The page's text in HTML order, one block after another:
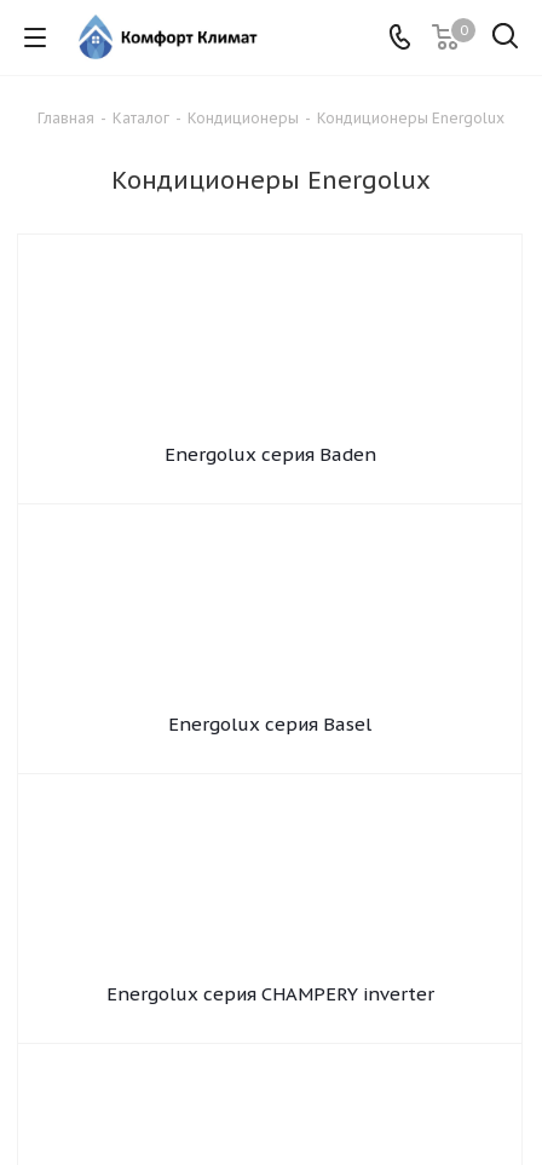
0
Главная - Каталог - Кондиционеры - Кондиционеры Energolux
Кондиционеры Energolux
Energolux серия Baden
Energolux серия Basel
Energolux серия CHAMPERY inverter